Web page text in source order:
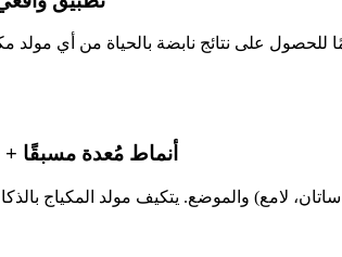
على نتائج نابضة بالحياة من أي مولد
أنماط مُعدة مسبقًا
ساتان، لامع) والموضع. يتكيف مولد المكياج